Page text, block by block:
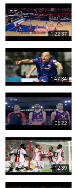
1:22:37
1:47:34
06:22
12:39